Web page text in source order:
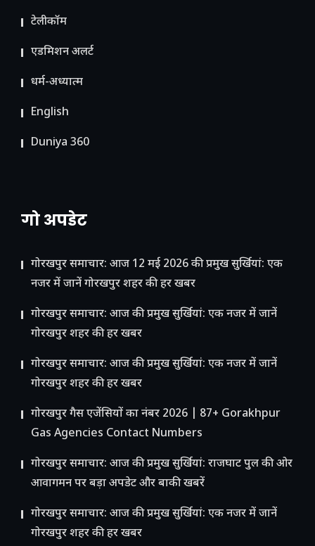
टेलीकॉम
ए​डमिशन अलर्ट
धर्म-अध्यात्म
English
Duniya 360
गो अपडेट
गोरखपुर समाचार: आज 12 मई 2026 की प्रमुख सुर्खियां: एक
नजर में जानें गोरखपुर शहर की हर खबर
गोरखपुर समाचार: आज की प्रमुख सुर्खियां: एक नजर में जानें
गोरखपुर शहर की हर खबर
गोरखपुर समाचार: आज की प्रमुख सुर्खियां: एक नजर में जानें
गोरखपुर शहर की हर खबर
गोरखपुर गैस एजेंसियों का नंबर 2026 | 87+ Gorakhpur
Gas Agencies Contact Numbers
गोरखपुर समाचार: आज की प्रमुख सुर्खियां: राजघाट पुल की ओर
आवागमन पर बड़ा अपडेट और बाकी खबरें
गोरखपुर समाचार: आज की प्रमुख सुर्खियां: एक नजर में जानें
गोरखपुर शहर की हर खबर